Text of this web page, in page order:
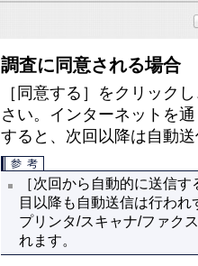
調査に同意される場合
［同意する］をクリック
さい。インターネットを
すると、次回以降は自動
［次回から自動的に送信
目以降も自動送信は行わ
プリンタ/スキャナ/ファク
れます。